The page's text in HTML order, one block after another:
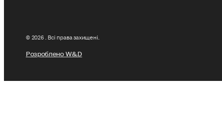
© 2026 . Всі права захищені.
Розроблено W&D